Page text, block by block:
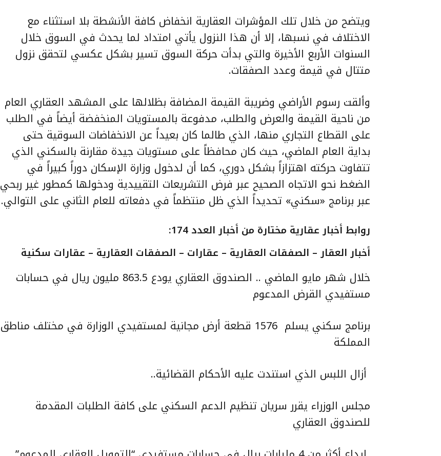
ويتضح من خلال تلك المؤشرات العقارية انخفاض كافة الأنشطة بلا استثناء مع
الاختلاف في نسبها، إلا أن هذا النزول يأتي امتداد لما يحدث في السوق خلال
السنوات الأربع الأخيرة والتي بدأت حركة السوق تسير بشكل عكسي لتحقق نزول
متتال في قيمة وعدد الصفقات.
وألقت رسوم الأراضي وضريبة القيمة المضافة بظلالها على المشهد العقاري العام
من ناحية القيمة والعرض والطلب، مدفوعة بالمستويات المنخفضة أيضاً في الطلب
على القطاع التجاري منها، الذي طالما كان بعيداً عن الانخفاضات السوقية حتى
بداية العام الماضي، حيث كان محافظاً على مستويات جيدة مقارنة بالسكني الذي
تتفاوت حركته اهتزازاً بشكل دوري، كما أن لدخول وزارة الإسكان دوراً كبيراً في
الضغط نحو الاتجاه الصحيح عبر فرض التشريعات التقييدية ودخولها كمطور غير ربحي
عبر برنامج «سكني» تحديداً الذي ظل منتظماً في دفعاته للعام الثاني على التوالي.
روابط أخبار عقارية مختارة من أخبار العدد 174:
أخبار العقار – الصفقات العقارية – عقارات – الصفقات العقارية – عقارات سكنية
خلال شهر مايو الماضي .. الصندوق العقاري يودع 863.5 مليون ريال في حسابات
مستفيدي القرض المدعوم
برنامج سكني يسلم 1576 قطعة أرض مجانية لمستفيدي الوزارة في مختلف مناطق
المملكة
أزال اللبس الذي استندت عليه الأحكام القضائية..
مجلس الوزراء يقرر سريان تنظيم الدعم السكني على كافة الطلبات المقدمة
للصندوق العقاري